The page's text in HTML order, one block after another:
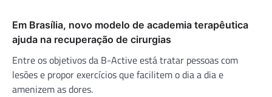
Em Brasília, novo modelo de academia terapêutica
ajuda na recuperação de cirurgias
Entre os objetivos da B-Active está tratar pessoas com
lesões e propor exercícios que facilitem o dia a dia e
amenizem as dores.